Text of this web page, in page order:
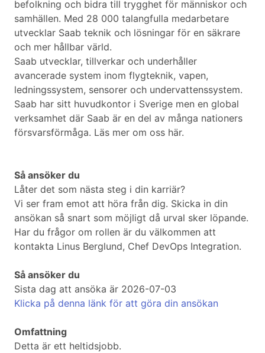
befolkning och bidra till trygghet för människor och
samhällen. Med 28 000 talangfulla medarbetare
utvecklar Saab teknik och lösningar för en säkrare
och mer hållbar värld.
Saab utvecklar, tillverkar och underhåller
avancerade system inom flygteknik, vapen,
ledningssystem, sensorer och undervattenssystem.
Saab har sitt huvudkontor i Sverige men en global
verksamhet där Saab är en del av många nationers
försvarsförmåga. Läs mer om oss här.
Så ansöker du
Låter det som nästa steg i din karriär?
Vi ser fram emot att höra från dig. Skicka in din
ansökan så snart som möjligt då urval sker löpande.
Har du frågor om rollen är du välkommen att
kontakta Linus Berglund, Chef DevOps Integration.
Så ansöker du
Sista dag att ansöka är 2026-07-03
Klicka på denna länk för att göra din ansökan
Omfattning
Detta är ett heltidsjobb.